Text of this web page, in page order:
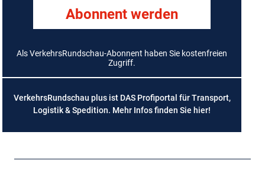
Abonnent werden
Als VerkehrsRundschau-Abonnent haben Sie kostenfreien
Zugriff.
VerkehrsRundschau plus ist DAS Profiportal für Transport,
Logistik & Spedition. Mehr Infos finden Sie hier!